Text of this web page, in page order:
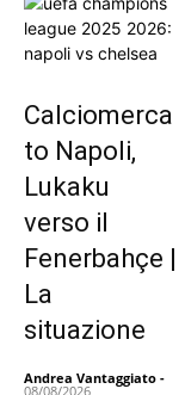
Calciomerca
to Napoli,
Lukaku
verso il
Fenerbahçe |
La
situazione
Andrea Vantaggiato -
08/08/2026